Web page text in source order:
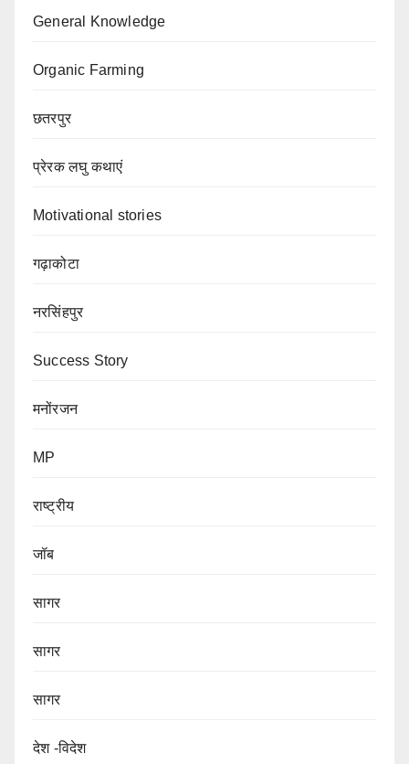
General Knowledge
Organic Farming
छतरपुर
प्रेरक लघु कथाएं
Motivational stories
गढ़ाकोटा
नरसिंहपुर
Success Story
मनोंरजन
MP
राष्ट्रीय
जॉब
सागर
सागर
सागर
देश -विदेश